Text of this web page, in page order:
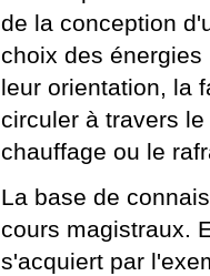
de la conception
choix des
leur orientation, la
circuler à travers
chauffage ou le
La base de
cours magistraux.
s'acquiert par